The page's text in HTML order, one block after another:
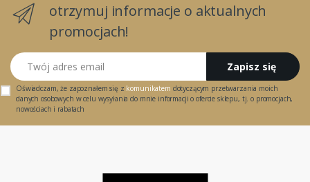
otrzymuj informacje o aktualnych
promocjach!
Twój adres email
Zapisz się
Oświadczam, że zapoznałem się z komunikatem dotyczącym przetwarzania moich
danych osobowych w celu wysyłania do mnie informacji o ofercie sklepu, tj. o promocjach,
nowościach i rabatach